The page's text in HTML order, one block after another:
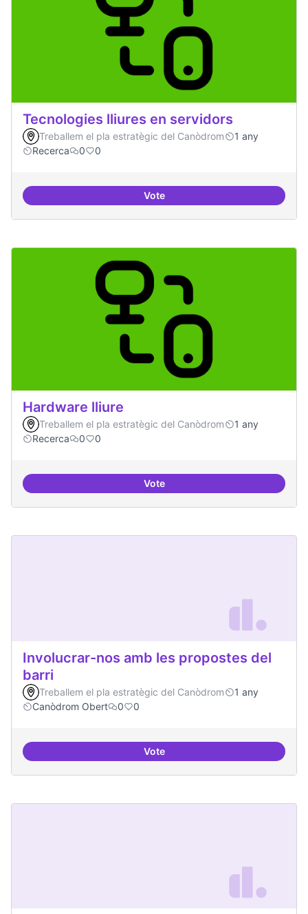
Tecnologies lliures en servidors
Treballem el pla estratègic del Canòdrom
1 any
Recerca
0 0
VoteTecnologies lliures en servidors
Hardware lliure
Treballem el pla estratègic del Canòdrom
1 any
Recerca
0 0
VoteHardware lliure
Involucrar-nos amb les propostes del
barri
Treballem el pla estratègic del Canòdrom
1 any
Canòdrom Obert
0 0
VoteInvolucrar-nos amb les